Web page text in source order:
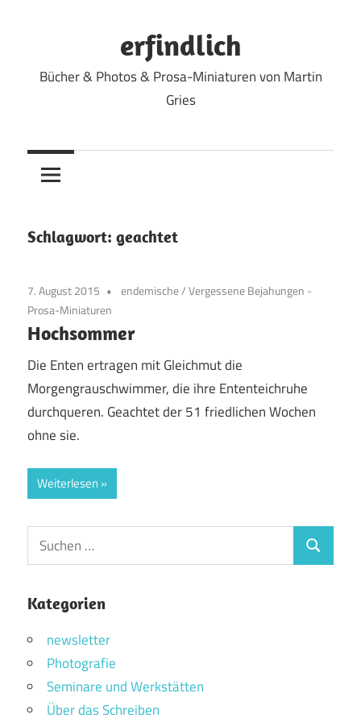
erfindlich
Bücher & Photos & Prosa-Miniaturen von Martin
Gries
Schlagwort: geachtet
7. August 2015 endemische/Vergessene Bejahungen -
Prosa-Miniaturen
Hochsommer
Die Enten ertragen mit Gleichmut die
Morgengrauschwimmer, die ihre Ententeichruhe
durchqueren. Geachtet der 51 friedlichen Wochen
ohne sie.
Weiterlesen
Suchen
nach:
Suchen
Kategorien
newsletter
Photografie
Seminare und Werkstätten
Über das Schreiben